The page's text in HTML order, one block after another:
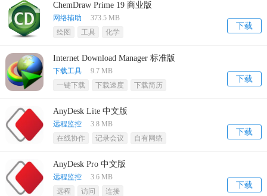
ChemDraw Prime 19 商业版
下载
网络辅助 373.5 MB
绘图
工具 化学
Internet Download Manager 标准版
下载
下载工具9.7 MB
一键下载
下载速度 下载简历
AnyDesk Lite 中文版
下载
远程监控3.8 MB
在线协作
记录会议 自有网络
AnyDesk Pro 中文版
下载
远程监控3.6 MB
远程
访问 连接